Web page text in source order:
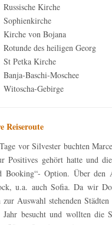
Russische Kirche
Sophienkirche
Kirche von Bojana
Rotunde des heiligen Georg
St Petka Kirche
Banja-Baschi-Moschee
Witoscha-Gebirge
Reiseroute
vor Silvester buchten
Positives gehört hatte und
Booking“- Option. Über den
u.a. auch Sofia. Da wir
zur Auswahl stehenden
Jahr besucht und wollten die